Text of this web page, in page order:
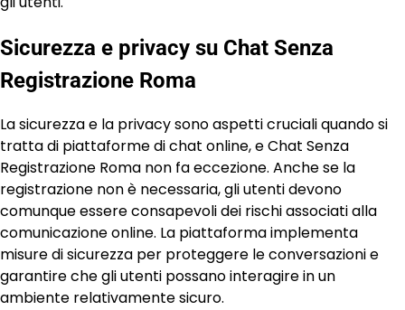
Sicurezza e privacy su Chat Senza
Registrazione Roma
La sicurezza e la privacy sono aspetti cruciali quando si
tratta di piattaforme di chat online, e Chat Senza
Registrazione Roma non fa eccezione. Anche se la
registrazione non è necessaria, gli utenti devono
comunque essere consapevoli dei rischi associati alla
comunicazione online. La piattaforma implementa
misure di sicurezza per proteggere le conversazioni e
garantire che gli utenti possano interagire in un
ambiente relativamente sicuro.